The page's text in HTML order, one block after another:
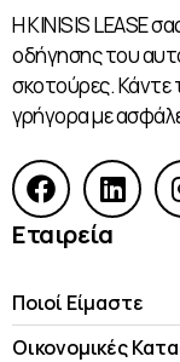
Η KINISIS LEASE
οδήγησης του
σκοτούρες. Κάντε
γρήγορα με
Εταιρεία
Ποιοί Είμαστε
Οικονομικές